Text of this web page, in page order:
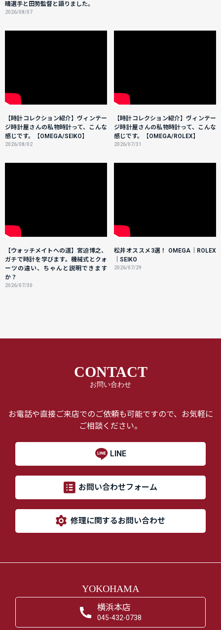
晴選手と田㔟監督と語りました。
2026/08/07
【時計コレクション紹介】ヴィンテー
ジ時計屋さんの私物時計って、こんな
感じです。【OMEGA/SEIKO】
2026/08/02
【時計コレクション紹介】ヴィンテー
ジ時計屋さんの私物時計って、こんな
感じです。【OMEGA/ROLEX】
2026/07/31
【ウォッチメイトへの道】宮迫博之、
ガチで時計を学びます。機械式とクォ
ーツの違い、ちゃんと説明できます
か？
2026/07/30
松井オススメ3選！ OMEGA｜ROLEX
｜SEIKO
2026/07/29
CONTACT
お問い合わせ
お電話や直接ご来店でのご依頼も可能ですので、お気軽に
ご相談ください。
LINE
お問い合わせフォーム
修理に関するお問い合わせ
YOKOHAMA
横浜本店
045-432-0738